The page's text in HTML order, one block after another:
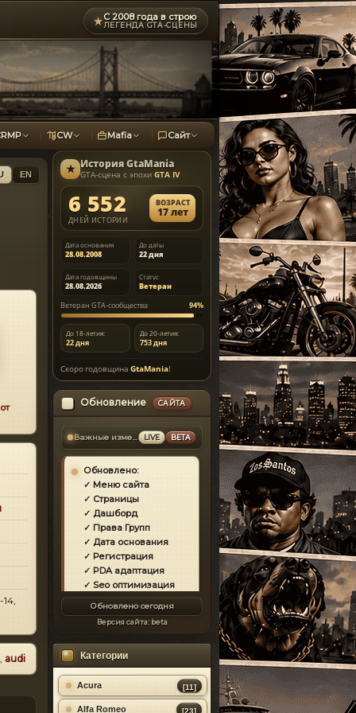
★С 2008 года в строю
ЛЕГЕНДА GTA-СЦЕНЫ
CW Mafia Сайт
EN
, audi
★ ИсторияGtaMania
GTA-сцена с эпохи GTA IV
6 552
ДНЕЙ ИСТОРИИ
ВОЗРАСТ
17 лет
Дата основания
28.08.2008
До даты
22 дня
Дата годовщины
28.08.2026
Статус
Ветеран
Ветеран GTA-сообщества
94%
До 18-летия:
22 дня
До 20-летия:
753 дня
Скоро годовщинаGtaMania!
Обновление САЙТА
Важные изменения LIVE BETA
Обновлено:
✓ Меню сайта
✓ Страницы
✓ Дашборд
✓ Права Групп
✓ Дата основания
✓ Регистрация
✓ PDA адаптация
✓ Seo оптимизация
✓ Загрузка страниц
✓ Моды
✓ Главная
✓ Репутация
✓ Золотой коммент
✓ Футер
✓ Форум
Обновлено сегодня
Версия сайта: beta
Категории
Acura [11]
Alfa Romeo [23]